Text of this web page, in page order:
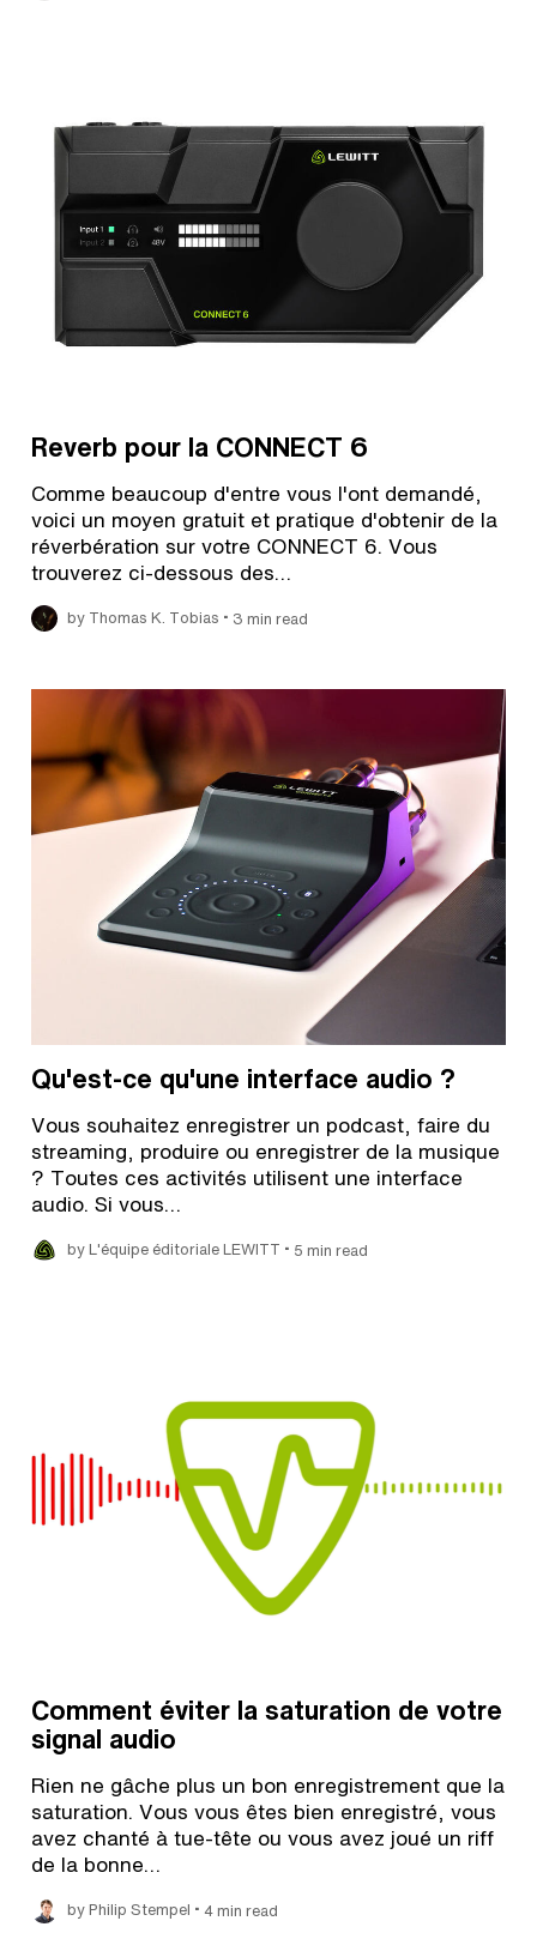
Reverb pour la CONNECT 6
Comme beaucoup d'entre vous l'ont demandé,
voici un moyen gratuit et pratique d'obtenir de la
réverbération sur votre CONNECT 6. Vous
trouverez ci-dessous des…
by Thomas K. Tobias • 3 min read
Qu'est-ce qu'une interface audio ?
Vous souhaitez enregistrer un podcast, faire du
streaming, produire ou enregistrer de la musique
? Toutes ces activités utilisent une interface
audio. Si vous…
by L'équipe éditoriale LEWITT • 5 min read
Comment éviter la saturation de votre
signal audio
Rien ne gâche plus un bon enregistrement que la
saturation. Vous vous êtes bien enregistré, vous
avez chanté à tue-tête ou vous avez joué un riff
de la bonne…
by Philip Stempel • 4 min read